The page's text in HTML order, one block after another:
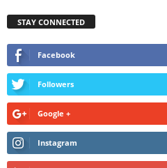
STAY CONNECTED
Facebook
Followers
Google +
Instagram